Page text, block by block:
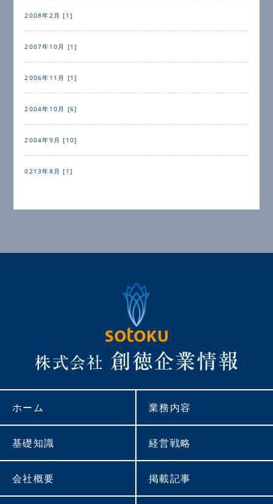
2008年2月 [1]
2007年10月 [1]
2006年11月 [1]
2004年10月 [6]
2004年9月 [10]
0213年8月 [1]
ホーム 業務内容
基礎知識 経営戦略
会社概要 掲載記事